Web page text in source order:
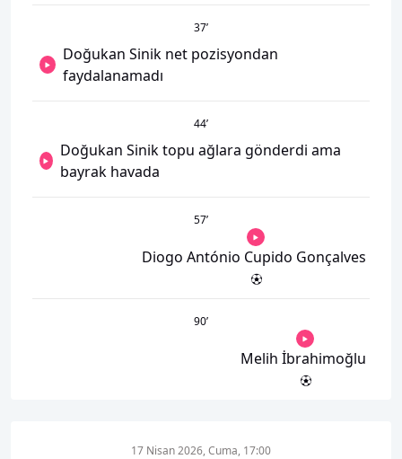
37’
Doğukan Sinik net pozisyondan
faydalanamadı
44’
Doğukan Sinik topu ağlara gönderdi ama
bayrak havada
57’
Diogo António Cupido Gonçalves
90’
Melih İbrahimoğlu
17 Nisan 2026, Cuma, 17:00